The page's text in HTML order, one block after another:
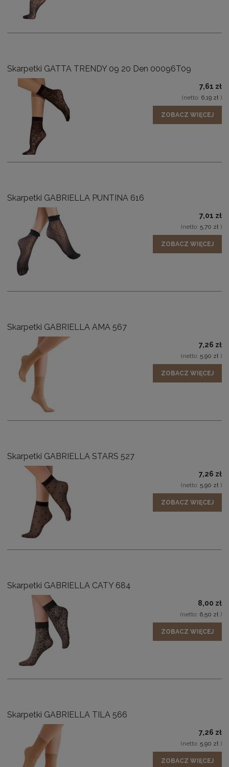
Skarpetki GATTA TRENDY 09 20 Den 00096T09
7,61 zł
(netto: 6,19 zł )
ZOBACZ WIĘCEJ
Skarpetki GABRIELLA PUNTINA 616
7,01 zł
(netto: 5,70 zł )
ZOBACZ WIĘCEJ
Skarpetki GABRIELLA AMA 567
7,26 zł
(netto: 5,90 zł )
ZOBACZ WIĘCEJ
Skarpetki GABRIELLA STARS 527
7,26 zł
(netto: 5,90 zł )
ZOBACZ WIĘCEJ
Skarpetki GABRIELLA CATY 684
8,00 zł
(netto: 6,50 zł )
ZOBACZ WIĘCEJ
Skarpetki GABRIELLA TILA 566
7,26 zł
(netto: 5,90 zł )
ZOBACZ WIĘCEJ